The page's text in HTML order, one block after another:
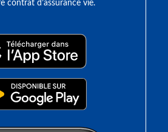
contrat d’assurance vie.